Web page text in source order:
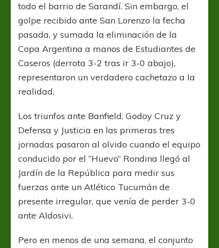
todo el barrio de Sarandí. Sin embargo, el
golpe recibido ante San Lorenzo la fecha
pasada, y sumada la eliminación de la
Copa Argentina a manos de Estudiantes de
Caseros (derrota 3-2 tras ir 3-0 abajo),
representaron un verdadero cachetazo a la
realidad.
Los triunfos ante Banfield, Godoy Cruz y
Defensa y Justicia en las primeras tres
jornadas pasaron al olvido cuando el equipo
conducido por el “Huevo” Rondina llegó al
Jardín de la República para medir sus
fuerzas ante un Atlético Tucumán de
presente irregular, que venía de perder 3-0
ante Aldosivi.
Pero en menos de una semana, el conjunto